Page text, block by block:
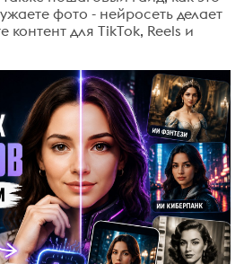
фото - нейросеть делает
контент для TikTok, Reels и